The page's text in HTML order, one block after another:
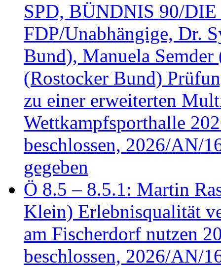
SPD, BÜNDNIS 90/
FDP/Unabhängige, Dr.
Bund), Manuela
(Rostocker Bund)
zu einer erweiterten
Wettkampfsporthalle
beschlossen, 2026/AN/
gegeben
Ö 8.5 – 8.5.1: Martin
Klein) Erlebnisqualität
am Fischerdorf nutzen
beschlossen, 2026/AN/